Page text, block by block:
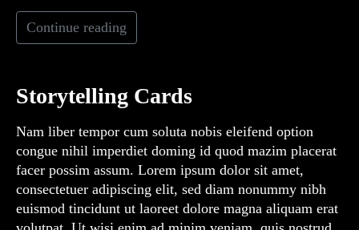
Continue reading
Storytelling Cards
Nam liber tempor cum soluta nobis eleifend option
congue nihil imperdiet doming id quod mazim placerat
facer possim assum. Lorem ipsum dolor sit amet,
consectetuer adipiscing elit, sed diam nonummy nibh
euismod tincidunt ut laoreet dolore magna aliquam erat